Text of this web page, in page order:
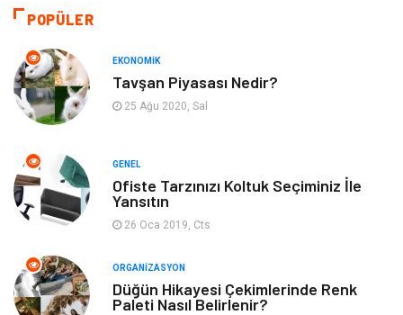
Sağlıklı Yaşam
Otomotiv
Tatil
Yeme & İçme Spor
Gençlik & Eğlence Keyif & Hobi
POPÜLER
EKONOMIK
Tavşan Piyasası Nedir?
25 Ağu 2020, Sal
GENEL
Ofiste Tarzınızı Koltuk Seçiminiz İle
Yansıtın
26 Oca 2019, Cts
ORGANIZASYON
Düğün Hikayesi Çekimlerinde Renk
Paleti Nasıl Belirlenir?